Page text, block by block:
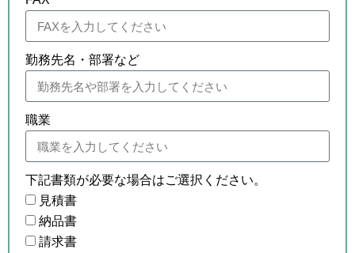
勤務先名・部署など
職業
下記書類が必要な場合はご選択ください。
見積書
納品書
請求書